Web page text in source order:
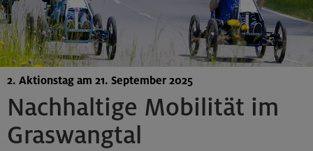
Nachhaltige Mobilität im
Graswangtal
2. Aktionstag am 21. September 2025